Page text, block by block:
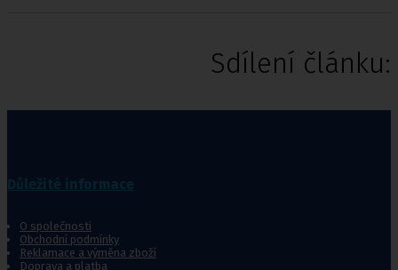
Sdílení článku:
O společnosti
Obchodní podmínky
Reklamace a výměna zboží
Doprava a platba